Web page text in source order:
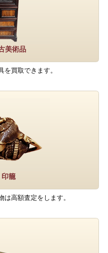
美術品
買取できます。
印籠
高額査定をします。